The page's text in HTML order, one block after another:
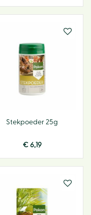
Stekpoeder 25g
€ 6,19